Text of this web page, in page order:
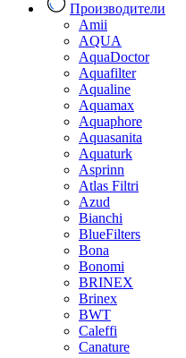
Производители
Amii
AQUA
AquaDoctor
Aquafilter
Aqualine
Aquamax
Aquaphore
Aquasanita
Aquaturk
Asprinn
Atlas Filtri
Azud
Bianchi
BlueFilters
Bona
Bonomi
BRINEX
Brinex
BWT
Caleffi
Canature